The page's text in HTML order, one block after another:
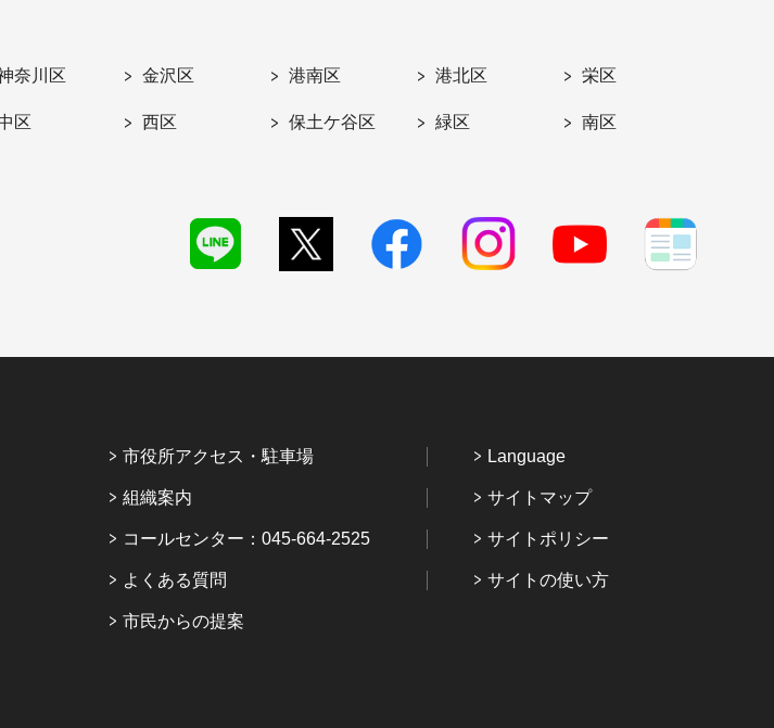
奈川区 金沢区 港南区 港北区 栄区
区 西区 保土ケ谷区 緑区 南区
市役所アクセス・駐車場
組織案内
コールセンター：045-664-2525
よくある質問
市民からの提案
Language
サイトマップ
サイトポリシー
サイトの使い方